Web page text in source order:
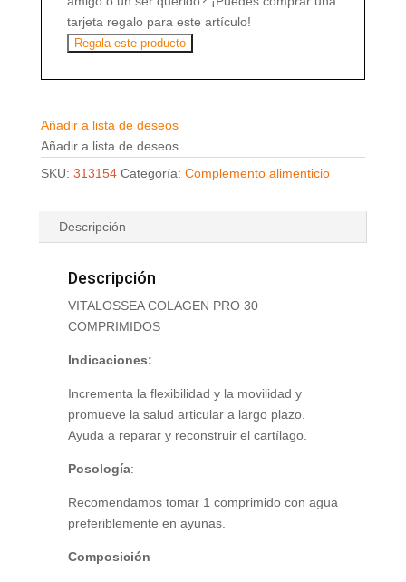
tarjeta regalo para este artículo!
Regala este producto
Añadir a lista de deseos
Añadir a lista de deseos
SKU: 313154 Categoría: Complemento alimenticio
Descripción
Descripción
VITALOSSEA COLAGEN PRO 30
COMPRIMIDOS
Indicaciones:
Incrementa la flexibilidad y la movilidad y
promueve la salud articular a largo plazo.
Ayuda a reparar y reconstruir el cartílago.
Posología:
Recomendamos tomar 1 comprimido con agua
preferiblemente en ayunas.
Composición